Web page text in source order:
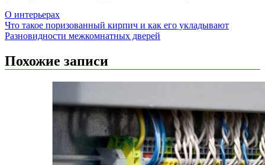
О интерьерах
Навигация
по
записям
Что такое поризованный кирпич и как его укладывают
Разновидности межкомнатных дверей
Похожие записи